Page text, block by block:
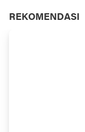
REKOMENDASI